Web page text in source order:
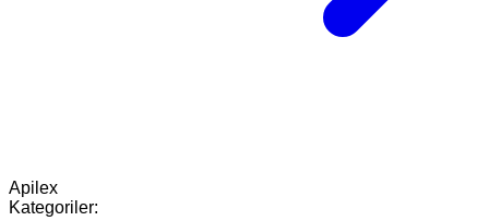
Apilex
Kategoriler: